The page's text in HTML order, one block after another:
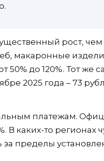
рост, чем
макаронные
до 120%. Тот же
2025 года – 73
платежам.
В каких-то регионах
за пределы